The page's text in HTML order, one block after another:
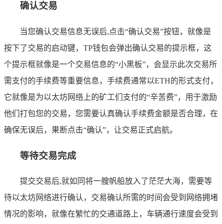
确认交易
当您确认交易信息无误后,点击“确认交易”按钮，就像是
按下了交易的启动键，TP钱包会弹出确认交易的提示框，这
个提示框就像是一个交易信息的“小黑板”，会显示此次交易所
需支付的手续费等重要信息，手续费通常以ETH的形式支付，
它就像是为以太坊网络上的矿工们支付的“辛苦费”，用于激励
他们打包您的交易，您需要认真确认手续费金额是否合理，在
确保无误后，果断点击“确认”，让交易正式启航。
等待交易完成
提交交易后,就如同将一艘帆船放入了茫茫大海，需要等
待以太坊网络进行确认，交易确认所需的时间会受到网络拥堵
情况的影响，就像在繁忙的交通道路上，车辆通行速度会受到